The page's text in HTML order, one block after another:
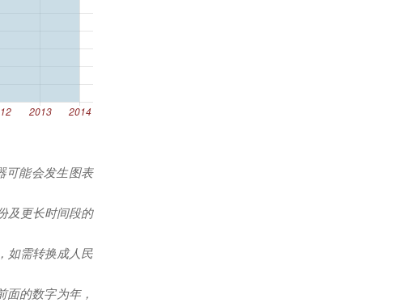
可能会发生图表
及更长时间段的
如需转换成人民
的数字为年，